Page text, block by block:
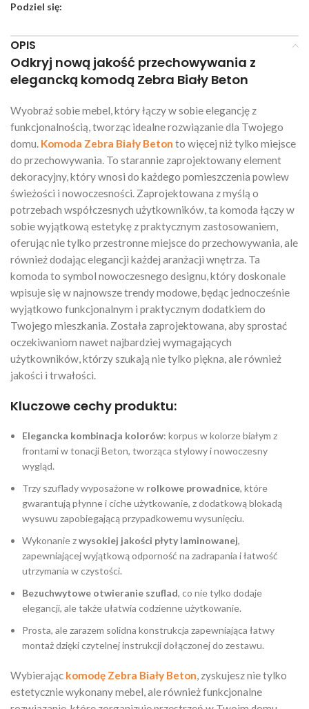
Podziel się:
OPIS
Odkryj nową jakość przechowywania z
elegancką komodą Zebra Biały Beton
Wyobraź sobie mebel, który łączy w sobie elegancję z
funkcjonalnością, tworząc idealne rozwiązanie dla Twojego
domu. Komoda Zebra Biały Beton to więcej niż tylko miejsce
do przechowywania. To starannie zaprojektowany element
dekoracyjny, który wnosi do każdego pomieszczenia powiew
świeżości i nowoczesności. Zaprojektowana z myślą o
potrzebach współczesnych użytkowników, ta komoda łączy w
sobie wyjątkową estetykę z praktycznym zastosowaniem,
oferując nie tylko przestronne miejsce do przechowywania, ale
również dodając elegancji każdej aranżacji wnętrza. Ta
komoda to symbol nowoczesnego designu, który doskonale
wpisuje się w najnowsze trendy modowe, będąc jednocześnie
wyjątkowo funkcjonalnym i praktycznym dodatkiem do
Twojego mieszkania. Została zaprojektowana, aby sprostać
oczekiwaniom nawet najbardziej wymagających
użytkowników, którzy szukają nie tylko piękna, ale również
jakości i trwałości.
Kluczowe cechy produktu:
Elegancka kombinacja kolorów: korpus w kolorze białym z
frontami w tonacji Beton, tworząca stylowy i nowoczesny
wygląd.
Trzy szuflady wyposażone w rolkowe prowadnice, które
gwarantują płynne i ciche użytkowanie, z dodatkową blokadą
wysuwu zapobiegającą przypadkowemu wysunięciu.
Wykonanie zwysokiej jakości płyty laminowanej,
zapewniającej wyjątkową odporność na zadrapania i łatwość
utrzymania w czystości.
Bezuchwytowe otwieranie szuflad, co nie tylko dodaje
elegancji, ale także ułatwia codzienne użytkowanie.
Prosta, ale zarazem solidna konstrukcja zapewniająca łatwy
montaż dzięki czytelnej instrukcji dołączonej do zestawu.
Wybierając komodę Zebra Biały Beton, zyskujesz nie tylko
estetycznie wykonany mebel, ale również funkcjonalne